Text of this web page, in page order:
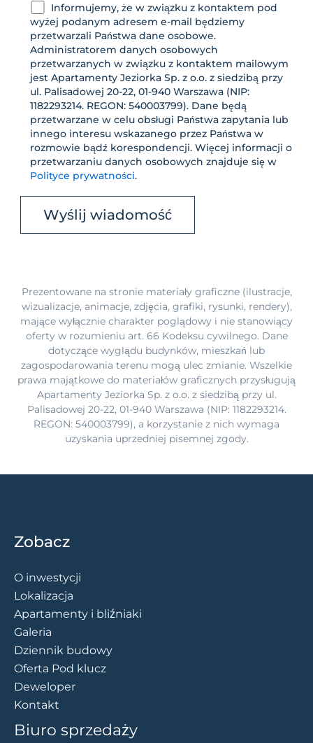
Informujemy, że w związku z kontaktem pod
wyżej podanym adresem e-mail będziemy
przetwarzali Państwa dane osobowe.
Administratorem danych osobowych
przetwarzanych w związku z kontaktem mailowym
jest Apartamenty Jeziorka Sp. z o.o. z siedzibą przy
ul. Palisadowej 20-22, 01-940 Warszawa (NIP:
1182293214. REGON: 540003799). Dane będą
przetwarzane w celu obsługi Państwa zapytania lub
innego interesu wskazanego przez Państwa w
rozmowie bądź korespondencji. Więcej informacji o
przetwarzaniu danych osobowych znajduje się w
Polityce prywatności.
Prezentowane na stronie materiały graficzne (ilustracje,
wizualizacje, animacje, zdjęcia, grafiki, rysunki, rendery),
mające wyłącznie charakter poglądowy i nie stanowiący
oferty w rozumieniu art. 66 Kodeksu cywilnego. Dane
dotyczące wyglądu budynków, mieszkań lub
zagospodarowania terenu mogą ulec zmianie. Wszelkie
prawa majątkowe do materiałów graficznych przysługują
Apartamenty Jeziorka Sp. z o.o. z siedzibą przy ul.
Palisadowej 20-22, 01-940 Warszawa (NIP: 1182293214.
REGON: 540003799), a korzystanie z nich wymaga
uzyskania uprzedniej pisemnej zgody.
Zobacz
O inwestycji
Lokalizacja
Apartamenty i bliźniaki
Galeria
Dziennik budowy
Oferta Pod klucz
Deweloper
Kontakt
Biuro sprzedaży